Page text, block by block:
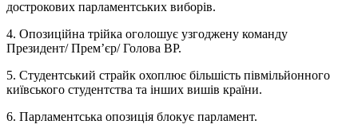
дострокових парламентських виборів.
4. Опозиційна трійка оголошує узгоджену команду
Президент/ Прем’єр/ Голова ВР.
5. Студентський страйк охоплює більшість півмільйонного
київського студентства та інших вишів країни.
6. Парламентська опозиція блокує парламент.